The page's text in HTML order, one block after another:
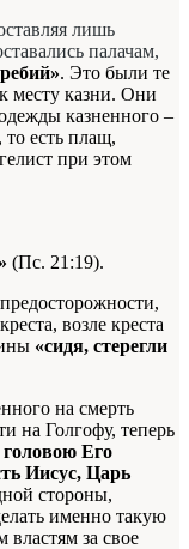
лишь
палачам,
. Это были те
месту казни. Они
казненного –
есть плащ,
при этом
(Пс. 21:19).
возле креста
«сидя, стерегли
на смерть
на Голгофу, теперь
головою Его
Иисус, Царь
стороны,
именно такую
за свое